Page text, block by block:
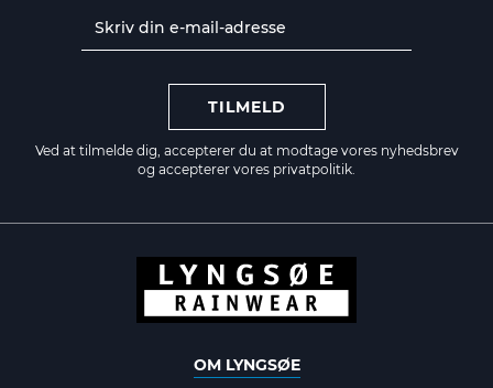
TILMELD
Ved at tilmelde dig, accepterer du at modtage vores nyhedsbrev
og accepterer vores privatpolitik.
OM LYNGSØE